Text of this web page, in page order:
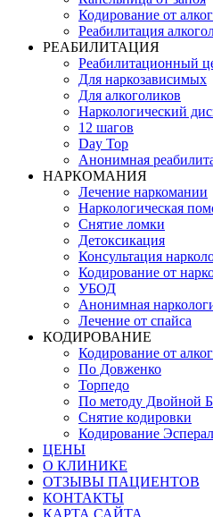
Кодирование от
Реабилитация
РЕАБИЛИТАЦИЯ
Реабилитационный
Для наркозависимых
Для алкоголиков
Наркологический
12 шагов
Day Top
Анонимная
НАРКОМАНИЯ
Лечение наркомании
Наркологическая
Снятие ломки
Детоксикация
Консультация
Кодирование от
УБОД
Анонимная
Лечение от спайса
КОДИРОВАНИЕ
Кодирование от
По Довженко
Торпедо
По методу Двойной
Снятие кодировки
Кодирование
ЦЕНЫ
О КЛИНИКЕ
ОТЗЫВЫ ПАЦИЕНТОВ
КОНТАКТЫ